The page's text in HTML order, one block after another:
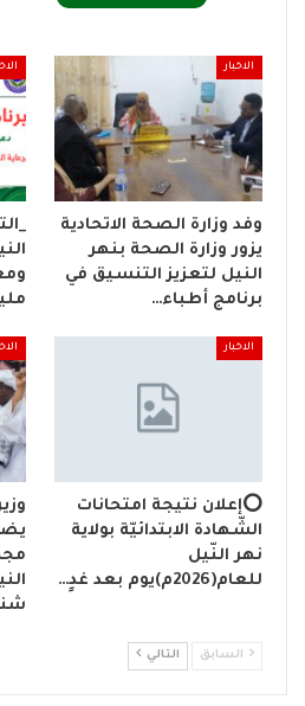
الاخبار
وفد وزارة الصحة الاتحادية
يزور وزارة الصحة بنهر
النيل لتعزيز التنسيق في
برنامج أطباء…
الاخبار
⭕إعلان نتيجة امتحانات
الشّهادة الابتدائيّة بولاية
نهر النّيل
للعام(2026م)يوم بعد غدٍ…
السابق التالي